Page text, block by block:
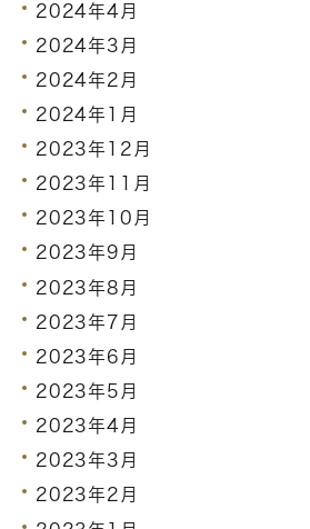
2024年4月
2024年3月
2024年2月
2024年1月
2023年12月
2023年11月
2023年10月
2023年9月
2023年8月
2023年7月
2023年6月
2023年5月
2023年4月
2023年3月
2023年2月